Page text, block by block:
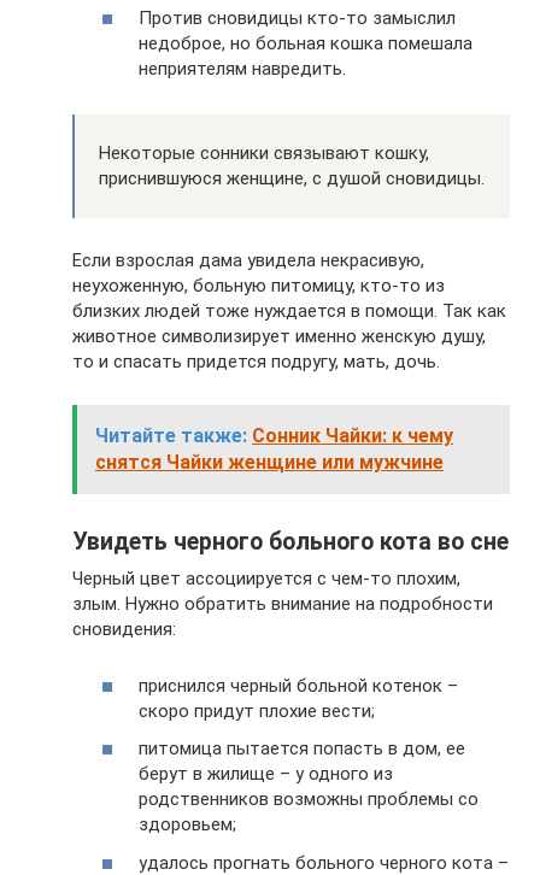
Против сновидицы кто-то замыслил
недоброе, но больная кошка помешала
неприятелям навредить.
Некоторые сонники связывают кошку,
приснившуюся женщине, с душой сновидицы.
Если взрослая дама увидела некрасивую,
неухоженную, больную питомицу, кто-то из
близких людей тоже нуждается в помощи. Так как
животное символизирует именно женскую душу,
то и спасать придется подругу, мать, дочь.
Читайте также: Сонник Чайки: к чему
снятся Чайки женщине или мужчине
Увидеть черного больного кота во сне
Черный цвет ассоциируется с чем-то плохим,
злым. Нужно обратить внимание на подробности
сновидения:
приснился черный больной котенок –
скоро придут плохие вести;
питомица пытается попасть в дом, ее
берут в жилище – у одного из
родственников возможны проблемы со
здоровьем;
удалось прогнать больного черного кота –